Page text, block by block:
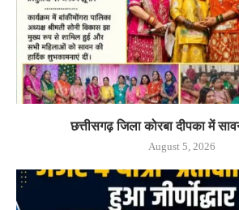
छत्तीसगढ़ जिला कोरबा दीपका में
August 5, 2026